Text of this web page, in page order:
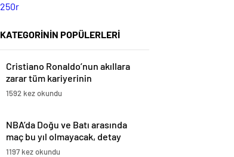
KATEGORİNİN POPÜLERLERİ
Cristiano Ronaldo’nun akıllara
zarar tüm kariyerinin
istatistiğini çıkardık !
1592 kez okundu
NBA’da Doğu ve Batı arasında
maç bu yıl olmayacak, detay
haberimizde.
1197 kez okundu